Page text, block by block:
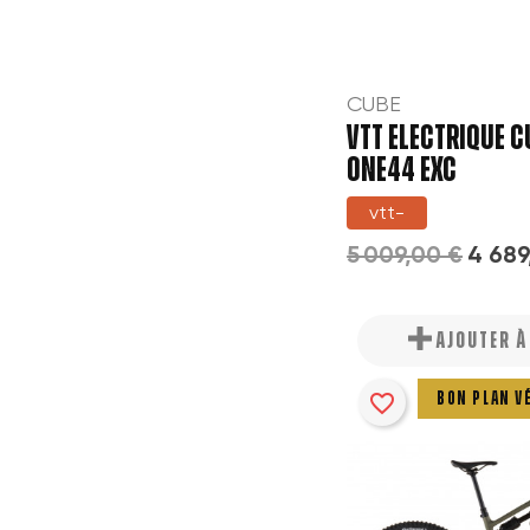
CUBE
VTT ELECTRIQUE
ONE44 EXC
vtt-
5 009,00 € 4
AJOUTER
BON PLAN
favorite_border